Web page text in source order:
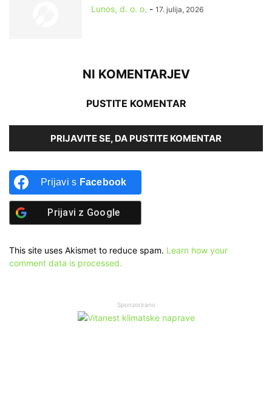
Lunos, d. o. o. - 17. julija, 2026
NI KOMENTARJEV
PUSTITE KOMENTAR
PRIJAVITE SE, DA PUSTITE KOMENTAR
Prijavi s Facebook
Prijavi z Google
This site uses Akismet to reduce spam. Learn how your
comment data is processed.
Sponzorirano